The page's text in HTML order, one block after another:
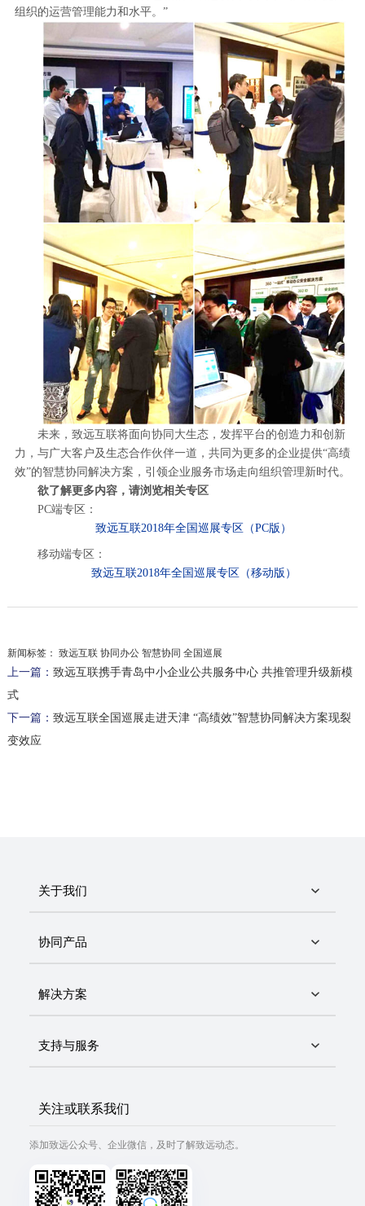
组织的运营管理能力和水平。”
未来，致远互联将面向协同大生态，发挥平台的创造力和创新
力，与广大客户及生态合作伙伴一道，共同为更多的企业提供“高绩
效”的智慧协同解决方案，引领企业服务市场走向组织管理新时代。
欲了解更多内容，请浏览相关专区
PC端专区：
致远互联2018年全国巡展专区（PC版）
移动端专区：
致远互联2018年全国巡展专区（移动版）
新闻标签： 致远互联 协同办公 智慧协同 全国巡展
上一篇： 致远互联携手青岛中小企业公共服务中心 共推管理升级新模
式
下一篇： 致远互联全国巡展走进天津 “高绩效”智慧协同解决方案现裂
变效应
关于我们
协同产品
解决方案
支持与服务
关注或联系我们
添加致远公众号、企业微信，及时了解致远动态。